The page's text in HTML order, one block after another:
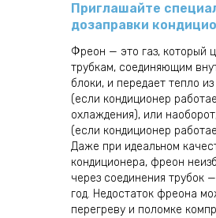
Приглашайте
дозаправки
Фреон — это газ, который
трубкам, соединяющим
блоки, и передает тепло
(если кондиционер
охлаждения), или
(если кондиционер
Даже при идеальном
кондиционера, фреон
через соединения трубок
год. Недостаток фреона
перегреву и поломке